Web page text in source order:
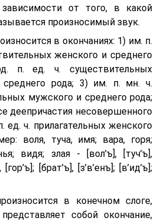
от того, в какой
произносимый звук.
в окончаниях: 1) им. п.
женского и среднего
п. ед. ч. существительных
рода; 3) им. п. мн. ч.
мужского и среднего рода;
деепричастия несовершенного
ед. ч. прилагательных женского
воля, туча, имя; вара, горя;
видя; злая - [вол’ъ], [туч’ъ],
[брат’ъ], [з’в’eнъ]; [в’ид’ъ];
в конечном слоге,
собой окончание,